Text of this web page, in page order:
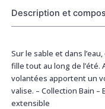
Description et
Sur le sable et dans
fille tout au long de l’été.
volantées apportent un
valise. – Collection Bain
extensible